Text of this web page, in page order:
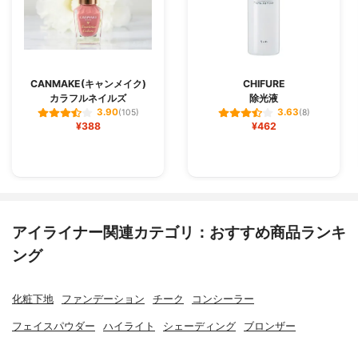
CANMAKE(キャンメイク)
カラフルネイルズ
3.90(105)
¥388
CHIFURE
除光液
3.63(8)
¥462
アイライナー関連カテゴリ：おすすめ商品ランキ
ング
化粧下地 ファンデーション チーク コンシーラー
フェイスパウダー ハイライト シェーディング ブロンザー